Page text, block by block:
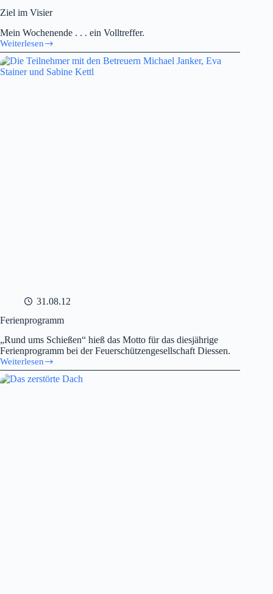
Ziel im Visier
Mein Wochenende . . . ein Volltreffer.
Weiterlesen
Ziel
im
Visier
31.08.12
Ferienprogramm
„Rund ums Schießen“ hieß das Motto für das diesjährige
Ferienprogramm bei der Feuerschützengesellschaft Diessen.
Weiterlesen
Ferienprogramm